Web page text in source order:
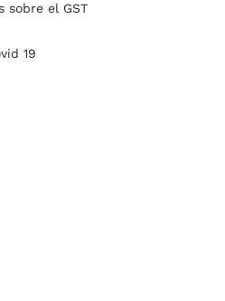
sobre el GST
19